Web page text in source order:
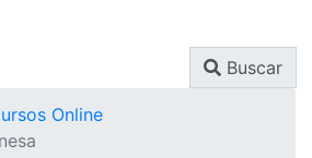
Buscar
Online